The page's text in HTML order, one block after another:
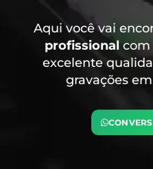
Aqui você vai
profissional com
excelente
gravações